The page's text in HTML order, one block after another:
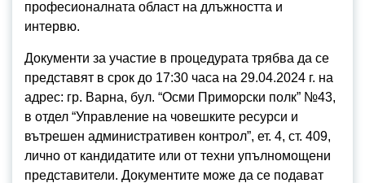
професионалната област на длъжността и
интервю.
Документи за участие в процедурата трябва да се
представят в срок до 17:30 часа на 29.04.2024 г. на
адрес: гр. Варна, бул. “Осми Приморски полк” №43,
в отдел “Управление на човешките ресурси и
вътрешен административен контрол”, ет. 4, ст. 409,
лично от кандидатите или от техни упълномощени
представители. Документите може да се подават